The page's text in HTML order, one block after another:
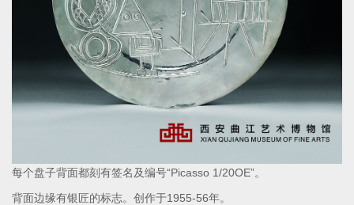
每个盘子背面都刻有签名及编号“Picasso 1/20OE”。
背面边缘有银匠的标志。创作于1955-56年。